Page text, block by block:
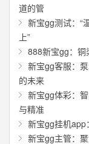
道的管
新宝gg测试：“
上”
888新宝gg：铜
新宝gg客服：
的未来
新宝gg体彩：
与精准
新宝gg挂机app
新宝gg主管：